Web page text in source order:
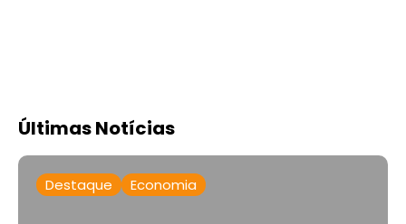
Últimas Notícias
Destaque Economia